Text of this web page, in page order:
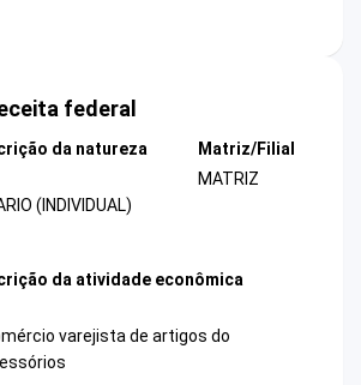
federal
da natureza
(INDIVIDUAL)
Matriz/Filial
MATRIZ
da atividade econômica
varejista de artigos do